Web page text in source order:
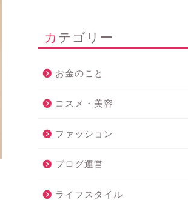
カテゴリー
お金のこと
コスメ・美容
ファッション
ブログ運営
ライフスタイル